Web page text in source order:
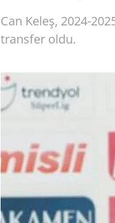
Can Keleş, 2024-
transfer oldu.